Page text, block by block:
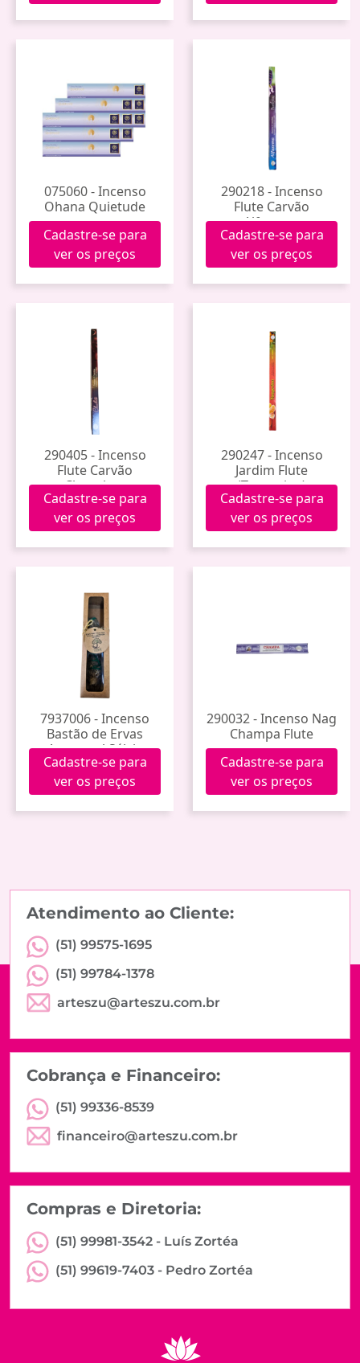
075060 - Incenso
Ohana Quietude
Cadastre-se para
ver os preços
290218 - Incenso
Flute Carvão
Alfazema
Cadastre-se para
ver os preços
290405 - Incenso
Flute Carvão
Chocolate
Cadastre-se para
ver os preços
290247 - Incenso
Jardim Flute
(Tangerina)
Cadastre-se para
ver os preços
7937006 - Incenso
Bastão de Ervas
Artesanal Sálvia
Nacional
Cadastre-se para
ver os preços
290032 - Incenso Nag
Champa Flute
Cadastre-se para
ver os preços
Atendimento ao Cliente:
(51) 99575-1695
(51) 99784-1378
arteszu@arteszu.com.br
Cobrança e Financeiro:
(51) 99336-8539
financeiro@arteszu.com.br
Compras e Diretoria:
(51) 99981-3542 - Luís Zortéa
(51) 99619-7403 - Pedro Zortéa